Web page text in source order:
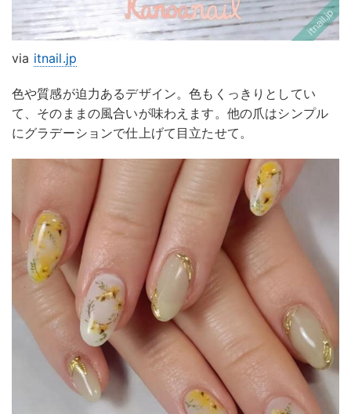
via itnail.jp
色や質感が迫力あるデザイン。色もくっきりとしてい
て、そのままの風合いが味わえます。他の爪はシンプル
にグラデーションで仕上げて目立たせて。